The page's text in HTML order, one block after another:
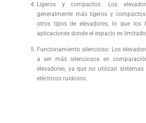
Ligeros y compactos: Los
generalmente más ligeros y
otros tipos de elevadores, lo que los
aplicaciones donde el espacio es
Funcionamiento silencioso: Los
a ser más silenciosos en
elevadores, ya que no utilizan
eléctricos ruidosos.